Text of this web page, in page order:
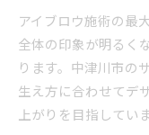
アイブロ
失敗しないリ
アイブロ
自分に合
眉毛脱毛
アイブロウ施術の最
全体の印象が明るく
ります。中津川市の
生え方に合わせてデ
上がりを目指していま